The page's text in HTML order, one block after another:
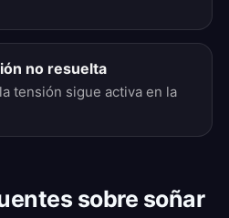
no resuelta
tensión sigue activa en la
sobre soñar